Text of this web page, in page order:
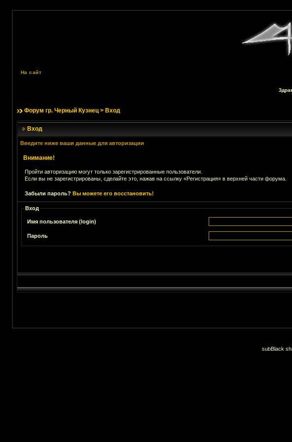
На сайт
Форум гр. Черный Кузнец> Вход
Вход
Введите ниже ваши данные для авторизации
Внимание!
Пройти авторизацию могут только зарегистрированные пользователи.
Если вы не зарегистрированы, сделайте это, нажав на ссылку «Регистрация» в верхней части форума.
Забыли пароль? Вы можете его восстановить!
Вход
Имя пользователя (login)
Пароль
subBlack